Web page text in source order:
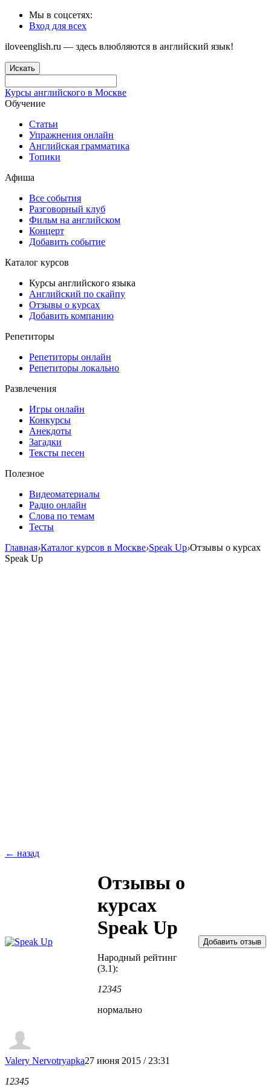
Мы в соцсетях:
Вход для всех
iloveenglish.ru — здесь влюбляются в английский язык!
Искать
Курсы английского в Москве
Обучение
Статьи
Упражнения онлайн
Английская грамматика
Топики
Афиша
Все события
Разговорный клуб
Фильм на английском
Концерт
Добавить событие
Каталог курсов
Курсы английского языка
Английский по скайпу
Отзывы о курсах
Добавить компанию
Репетиторы
Репетиторы онлайн
Репетиторы локально
Развлечения
Игры онлайн
Конкурсы
Анекдоты
Загадки
Тексты песен
Полезное
Видеоматериалы
Радио онлайн
Слова по темам
Тесты
Главная›Каталог курсов в Москве›Speak Up›Отзывы о курсах
Speak Up
← назад
Отзывы о
курсах
Speak Up
Народный рейтинг
(3.1):
12345
нормально
Valery Nervotryapka27 июня 2015 / 23:31
12345